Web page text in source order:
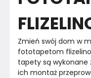
Marka
Montaż
Rok produkcji
Zmień swój dom w
fototapetom
tapety są wykonane
ich montaż